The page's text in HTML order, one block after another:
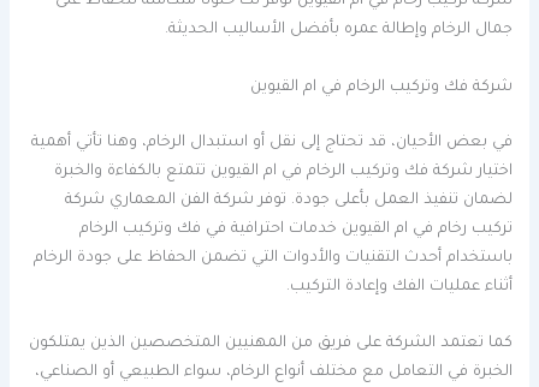
جمال الرخام وإطالة عمره بأفضل الأساليب الحديثة.
شركة فك وتركيب الرخام في ام القيوين
في بعض الأحيان، قد تحتاج إلى نقل أو استبدال الرخام، وهنا تأتي أهمية
اختيار شركة فك وتركيب الرخام في ام القيوين تتمتع بالكفاءة والخبرة
لضمان تنفيذ العمل بأعلى جودة. توفر شركة الفن المعماري شركة
تركيب رخام في ام القيوين خدمات احترافية في فك وتركيب الرخام
باستخدام أحدث التقنيات والأدوات التي تضمن الحفاظ على جودة الرخام
أثناء عمليات الفك وإعادة التركيب.
كما تعتمد الشركة على فريق من المهنيين المتخصصين الذين يمتلكون
الخبرة في التعامل مع مختلف أنواع الرخام، سواء الطبيعي أو الصناعي،